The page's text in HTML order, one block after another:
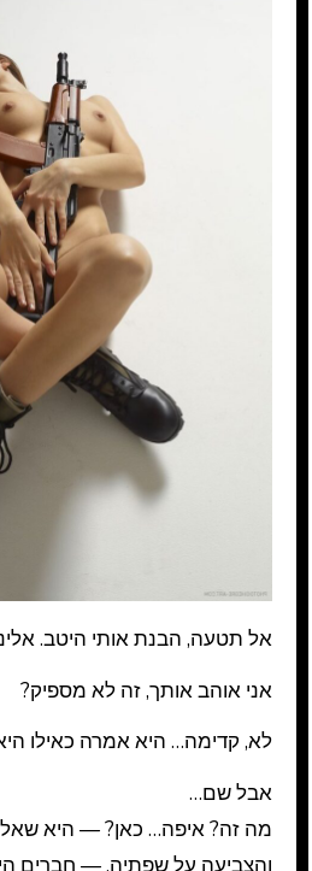
אל תטעה, הבנת אותי היטב.
אני אוהב אותך, זה לא מספיק?
לא, קדימה… היא אמרה כאילו
אבל שם…
מה זה? איפה… כאן? — היא